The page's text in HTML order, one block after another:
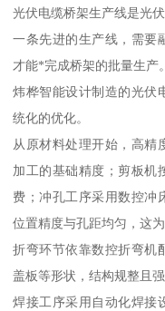
光伏电缆桥架生产线是光
一条先进的生产线，需要
才能*完成桥架的批量生产。
炜桦智能设计制造的光伏
统化的优化。
从原材料处理开始，高精
加工的基础精度；剪板机
费；冲孔工序采用数控冲
位置精度与孔距均匀，这
折弯环节依靠数控折弯机
盖板等形状，结构规整且
焊接工序采用自动化焊接